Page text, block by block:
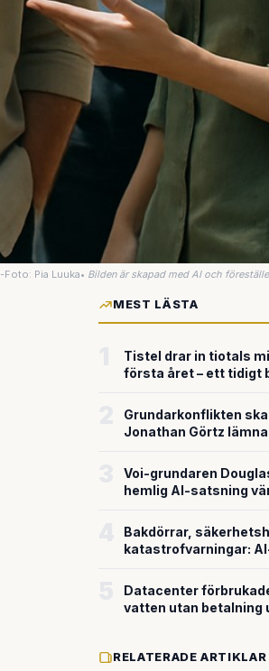
Foto: Pia Luuka• Bilden är skapad med AI och
MEST LÄSTA
Tistel drar in tiotals
första året – ett tidigt
försvarsteknik
Grundarkonflikten
Jonathan Görtz
miljardvärderingen
Voi-grundaren
hemlig AI-satsning
Bakdörrar,
katastrofvarningar:
Datacenter
vatten utan betalning
RELATERADE ARTIKLAR